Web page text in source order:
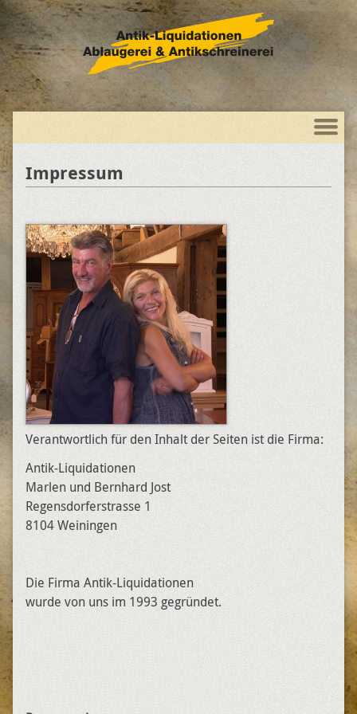
Impressum
Verantwortlich für den Inhalt der Seiten ist die Firma:
Antik-Liquidationen
Marlen und Bernhard Jost
Regensdorferstrasse 1
8104 Weiningen
Die Firma Antik-Liquidationen
wurde von uns im 1993 gegründet.